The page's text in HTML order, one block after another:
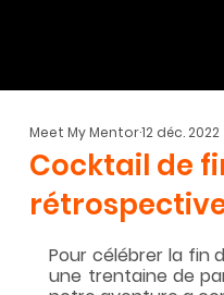
Cocktail de
Meet My Mentor12 déc. 2022
Pour célébrer la fin
une trentaine de